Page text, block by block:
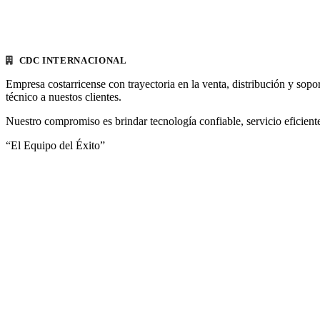
CDC INTERNACIONAL
Empresa costarricense con trayectoria en la venta, distribución y
técnico a nuestos clientes.
Nuestro compromiso es brindar tecnología confiable, servicio
“El Equipo del Éxito”